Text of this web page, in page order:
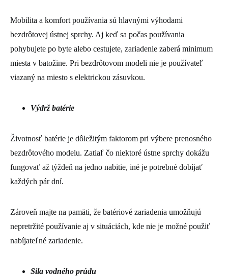
Mobilita a komfort používania sú hlavnými výhodami
bezdrôtovej ústnej sprchy. Aj keď sa počas používania
pohybujete po byte alebo cestujete, zariadenie zaberá minimum
miesta v batožine. Pri bezdrôtovom modeli nie je používateľ
viazaný na miesto s elektrickou zásuvkou.
Výdrž batérie
Životnosť batérie je dôležitým faktorom pri výbere prenosného
bezdrôtového modelu. Zatiaľ čo niektoré ústne sprchy dokážu
fungovať až týždeň na jedno nabitie, iné je potrebné dobíjať
každých pár dní.
Zároveň majte na pamäti, že batériové zariadenia umožňujú
nepretržité používanie aj v situáciách, kde nie je možné použiť
nabíjateľné zariadenie.
Sila vodného prúdu